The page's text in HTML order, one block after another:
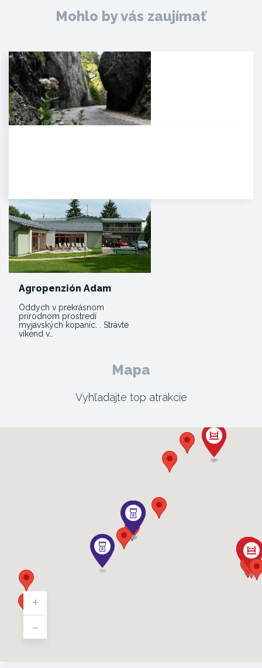
Mohlo by vás zaujímať
Agropenzión Adam
Oddych v prekrásnom
prírodnom prostredí
myjavských kopaníc. . Strávte
víkend v…
Mapa
Vyhľadajte top atrakcie
+
-